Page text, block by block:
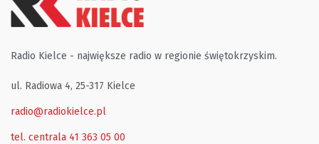
Radio Kielce - największe radio w regionie świętokrzyskim.
ul. Radiowa 4, 25-317 Kielce
radio@radiokielce.pl
tel. centrala 41 363 05 00